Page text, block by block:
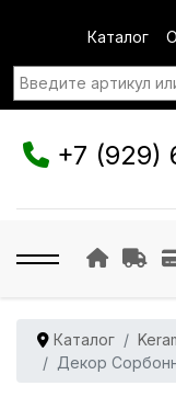
Каталог
+7 (929)
Каталог
Декор